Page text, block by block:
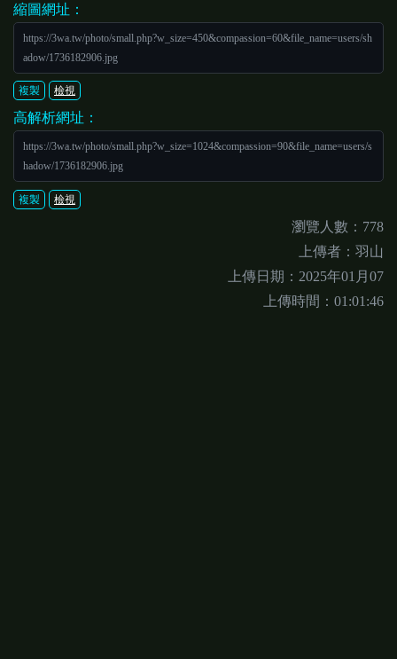
縮圖網址：
https://3wa.tw/photo/small.php?w_size=450&compassion=60&file_name=users/sh
adow/1736182906.jpg
複製 檢視
高解析網址：
https://3wa.tw/photo/small.php?w_size=1024&compassion=90&file_name=users/s
hadow/1736182906.jpg
複製 檢視
瀏覽人數：778
上傳者：羽山
上傳日期：2025年01月07
上傳時間：01:01:46